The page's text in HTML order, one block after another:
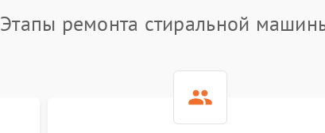
Этапы ремонта стиральной